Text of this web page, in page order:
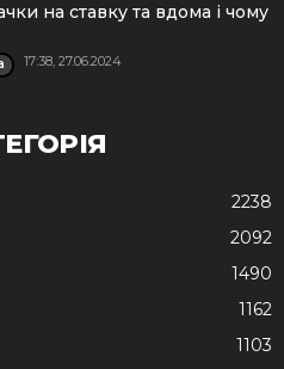
на ставку та вдома і чому
17:38, 27.06.2024
2238
2092
1490
1162
1103